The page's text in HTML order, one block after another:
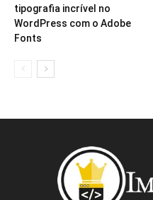
tipografia incrível no
WordPress com o Adobe
Fonts